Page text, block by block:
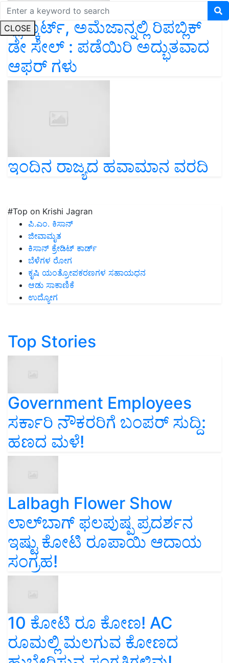
CLOSE
ಫ್ಲಿಪ್ಕಾರ್ಟ್, ಅಮೆಜಾನ್ನಲ್ಲಿ ರಿಪಬ್ಲಿಕ್
ಡೇ ಸೇಲ್ : ಪಡೆಯಿರಿ ಅದ್ಭುತವಾದ
ಆಫರ್ ಗಳು
ಇಂದಿನ ರಾಜ್ಯದ ಹವಾಮಾನ ವರದಿ
#Top on Krishi Jagran
ಪಿ.ಎಂ. ಕಿಸಾನ್
ಜೀವಾಮೃತ
ಕಿಸಾನ್ ಕ್ರೇಡಿಟ್ ಕಾರ್ಡ್
ಬೆಳೆಗಳ ರೋಗ
ಕೃಷಿ ಯಂತ್ರೋಪಕರಣಗಳ ಸಹಾಯಧನ
ಆಡು ಸಾಕಾಣಿಕೆ
ಉದ್ಯೋಗ
Top Stories
Government Employees
ಸರ್ಕಾರಿ ನೌಕರರಿಗೆ ಬಂಪರ್‌ ಸುದ್ದಿ:
ಹಣದ ಮಳೆ!
Lalbagh Flower Show
ಲಾಲ್‌ಬಾಗ್ ಫಲಪುಷ್ಪ ಪ್ರದರ್ಶನ
ಇಷ್ಟು ಕೋಟಿ ರೂಪಾಯಿ ಆದಾಯ
ಸಂಗ್ರಹ!
10 ಕೋಟಿ ರೂ ಕೋಣ! AC
ರೂಮಲ್ಲಿ ಮಲಗುವ ಕೋಣದ